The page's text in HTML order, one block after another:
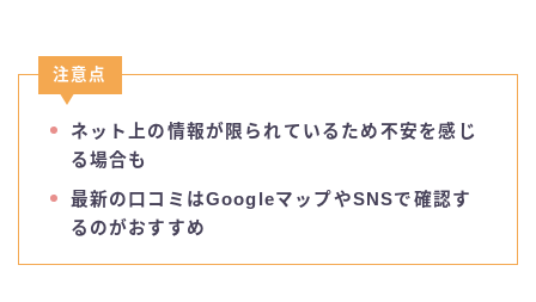
注意点
ネット上の情報が限られているため不安を感じ
る場合も
最新の口コミはGoogleマップやSNSで確認す
るのがおすすめ